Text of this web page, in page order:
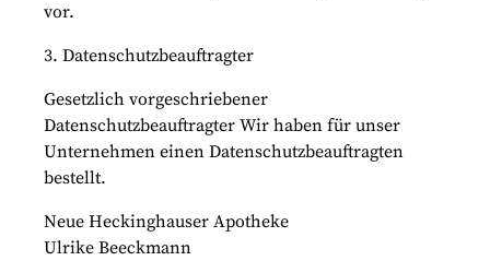
vor.
3. Datenschutzbeauftragter
Gesetzlich vorgeschriebener
Datenschutzbeauftragter Wir haben für unser
Unternehmen einen Datenschutzbeauftragten
bestellt.
Neue Heckinghauser Apotheke
Ulrike Beeckmann